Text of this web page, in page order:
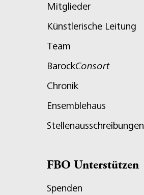
Mitglieder
Künstlerische Leitung
Team
BarockConsort
Chronik
Ensemblehaus
Stellenausschreibungen
FBO Unterstützen
Spenden